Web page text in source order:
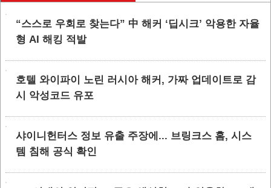
“스스로 우회로 찾는다” 中 해커 ‘딥시크’ 악용한 자율
형 AI 해킹 적발
호텔 와이파이 노린 러시아 해커, 가짜 업데이트로 감
시 악성코드 유포
샤이니헌터스 정보 유출 주장에... 브링크스 홈, 시스
템 침해 공식 확인